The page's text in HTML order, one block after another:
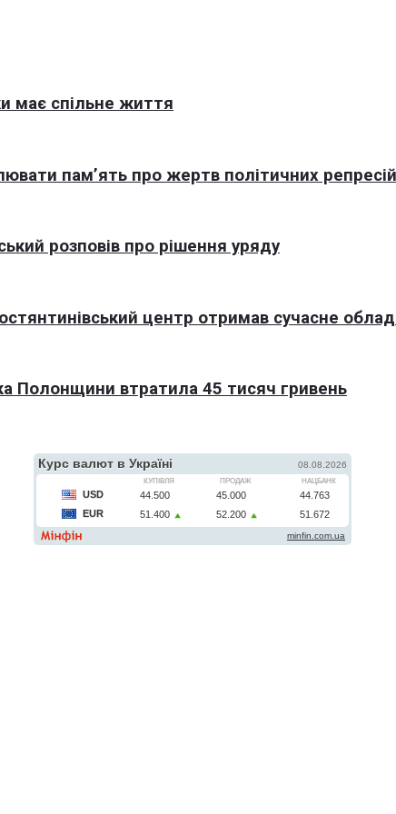
має спільне життя
пам’ять про жертв політичних репресій
розповів про рішення уряду
центр отримав сучасне
Полонщини втратила 45 тисяч гривень